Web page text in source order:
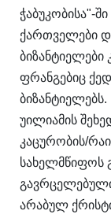
ჭაბუკობისა"-
ქართველები
ფრანგებიც
ბიზანტიელებს.
უილიამის
კაცურობის/
სახელმწიფოს
გავრცელებული
არაბულ